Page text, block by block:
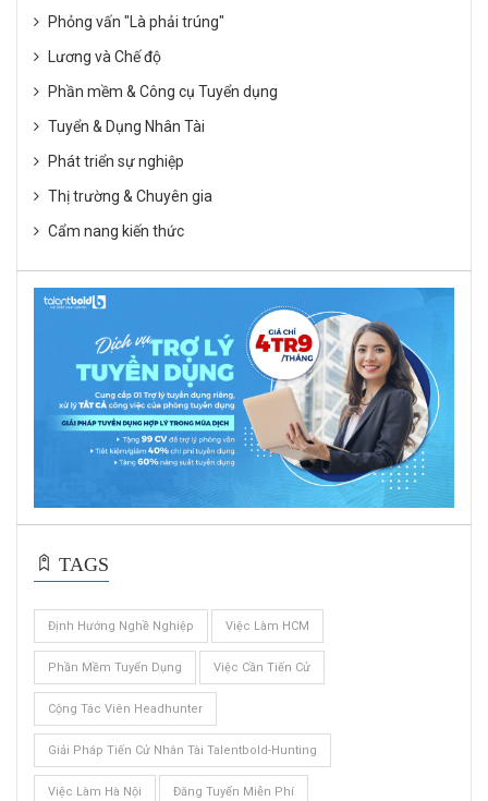
Phỏng vấn "Là phải trúng"
Lương và Chế độ
Phần mềm & Công cụ Tuyển dụng
Tuyển & Dụng Nhân Tài
Phát triển sự nghiệp
Thị trường & Chuyên gia
Cẩm nang kiến thức
TAGS
Định Hướng Nghề Nghiệp Việc Làm HCM
Phần Mềm Tuyển Dụng Việc Cần Tiến Cử
Cộng Tác Viên Headhunter
Giải Pháp Tiến Cử Nhân Tài Talentbold-Hunting
Việc Làm Hà Nội Đăng Tuyển Miễn Phí